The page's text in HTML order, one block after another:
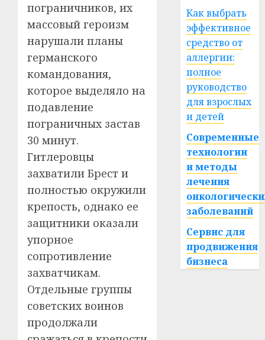
пограничников, их
массовый героизм
нарушали планы
германского
командования,
которое выделяло на
подавление
пограничных застав
30 минут.
Гитлеровцы
захватили Брест и
полностью окружили
крепость, однако ее
защитники оказали
упорное
сопротивление
захватчикам.
Отдельные группы
советских воинов
продолжали
Как выбрать
эффективное
средство от
аллергии:
полное
руководство
для взрослых
и детей
Современные
технологии
и методы
лечения
заболеваний
Сервис для
продвижения
бизнеса